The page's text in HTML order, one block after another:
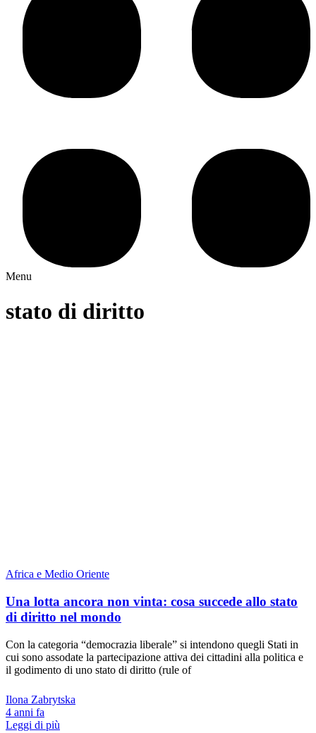
Menu
stato di diritto
Africa e Medio Oriente
Una lotta ancora non vinta: cosa succede allo stato
di diritto nel mondo
Con la categoria “democrazia liberale” si intendono quegli Stati in
cui sono assodate la partecipazione attiva dei cittadini alla politica e
il godimento di uno stato di diritto (rule of
Ilona Zabrytska
4 anni fa
Leggi di più